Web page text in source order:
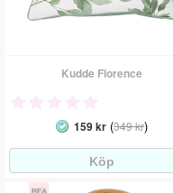
Kudde Florence
159 kr (349 kr)